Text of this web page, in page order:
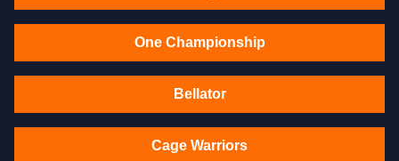
One Championship
Bellator
Cage Warriors